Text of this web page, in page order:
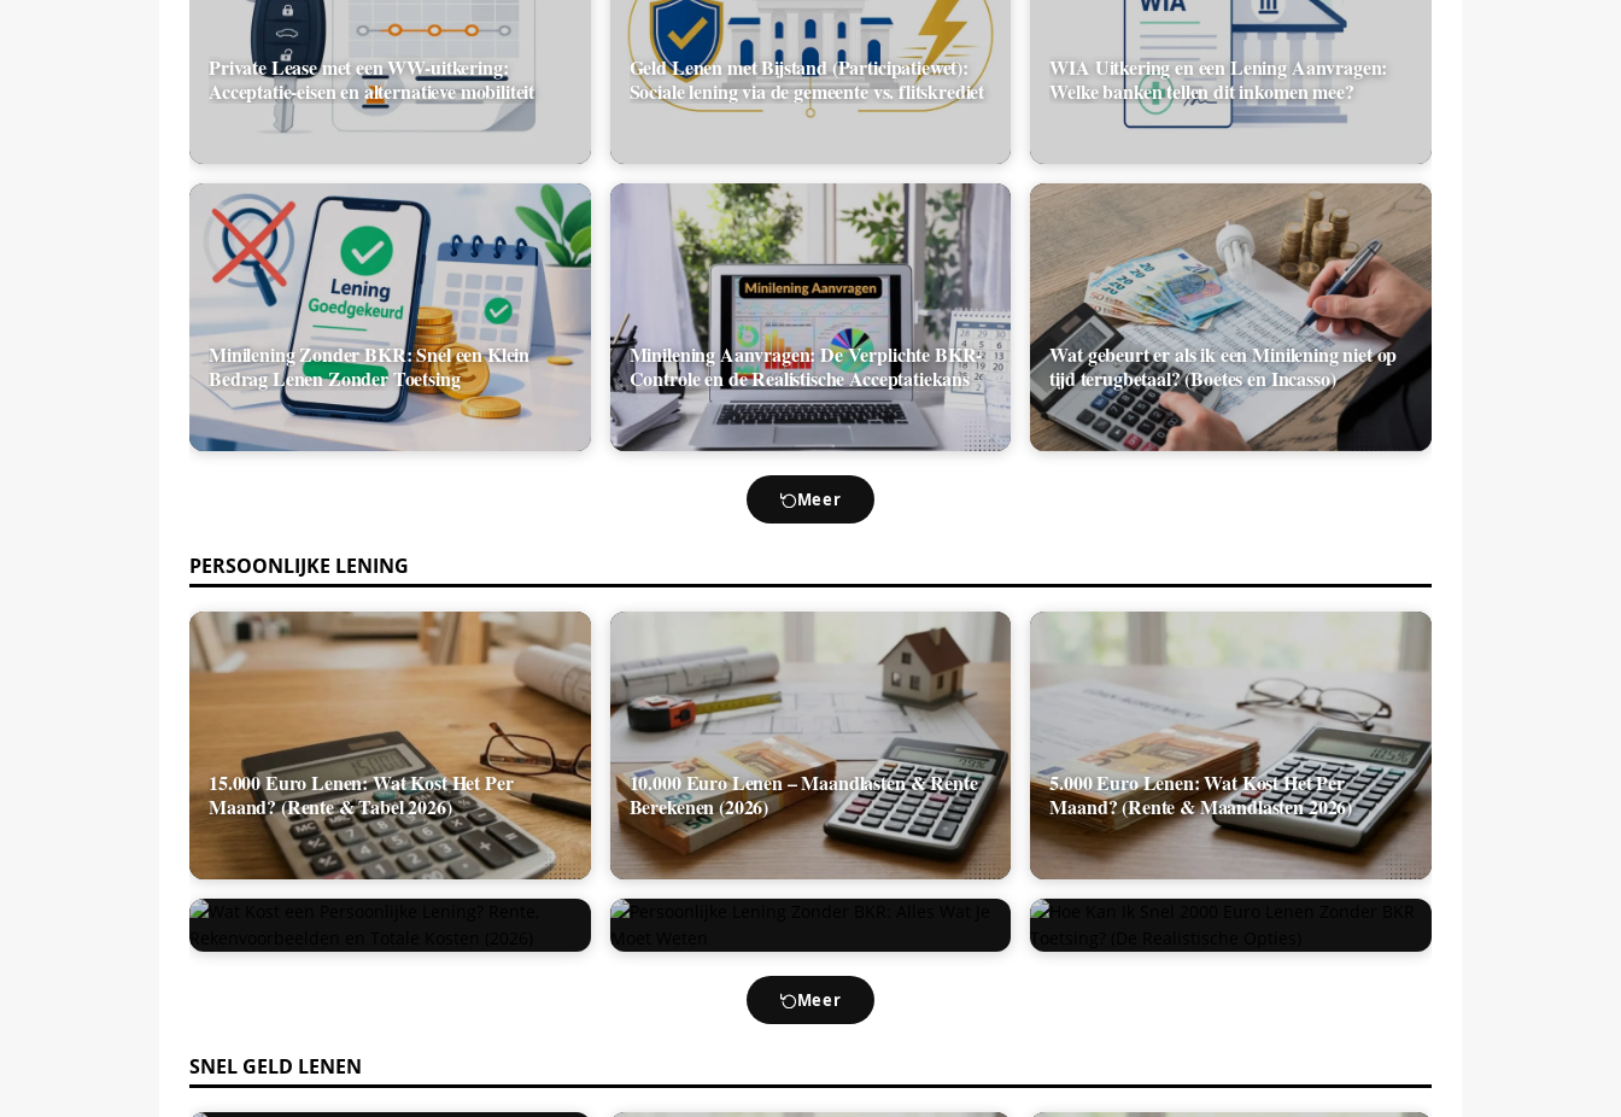
Private Lease met een WW-uitkering:
Acceptatie-eisen en alternatieve mobiliteit
Geld Lenen met Bijstand (Participatiewet):
Sociale lening via de gemeente vs. flitskrediet
WIA Uitkering en een Lening Aanvragen:
Welke banken tellen dit inkomen mee?
Minilening Zonder BKR: Snel een Klein
Bedrag Lenen Zonder Toetsing
Minilening Aanvragen: De Verplichte BKR-
Controle en de Realistische Acceptatiekans
Wat gebeurt er als ik een Minilening niet op
tijd terugbetaal? (Boetes en Incasso)
Meer
PERSOONLIJKE LENING
15.000 Euro Lenen: Wat Kost Het Per
Maand? (Rente & Tabel 2026)
10.000 Euro Lenen – Maandlasten & Rente
Berekenen (2026)
5.000 Euro Lenen: Wat Kost Het Per
Maand? (Rente & Maandlasten 2026)
Wat Kost een Persoonlijke Lening? Rente,
Rekenvoorbeelden en Totale Kosten (2026)
Persoonlijke Lening Zonder BKR: Alles Wat
Je Moet Weten
Hoe Kan Ik Snel 2000 Euro Lenen Zonder
BKR Toetsing? (De Realistische Opties)
Meer
SNEL GELD LENEN